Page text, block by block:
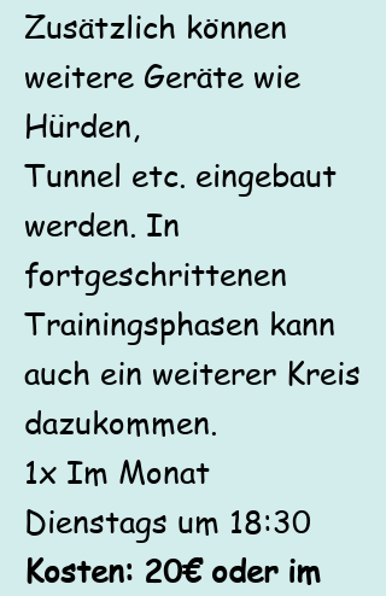
Zusätzlich können
weitere Geräte wie
Hürden,
Tunnel etc. eingebaut
werden. In
fortgeschrittenen
Trainingsphasen kann
auch ein weiterer Kreis
dazukommen.
1x Im Monat
Dienstags um 18:30
Kosten: 20€ oder im